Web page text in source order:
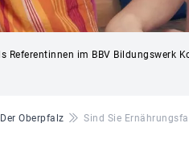
Referentinnen im BBV Bildungswerk
Oberpfalz Sind Sie